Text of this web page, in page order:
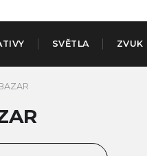
SVĚTLA ZVUK